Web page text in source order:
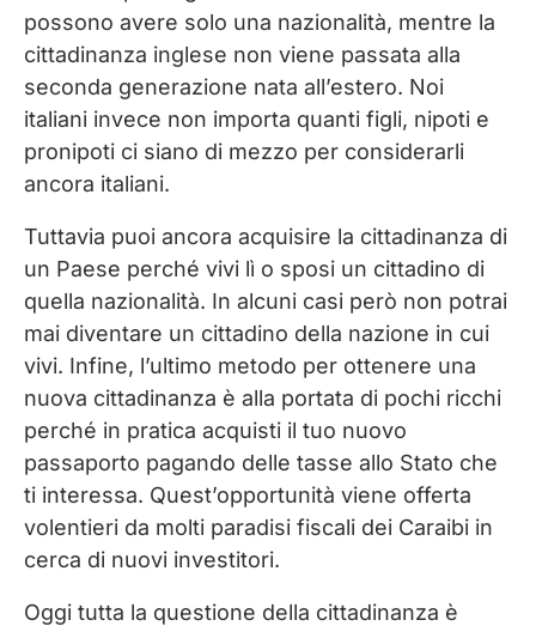
possono avere solo una nazionalità, mentre la
cittadinanza inglese non viene passata alla
seconda generazione nata all’estero. Noi
italiani invece non importa quanti figli, nipoti e
pronipoti ci siano di mezzo per considerarli
ancora italiani.
Tuttavia puoi ancora acquisire la cittadinanza di
un Paese perché vivi lì o sposi un cittadino di
quella nazionalità. In alcuni casi però non potrai
mai diventare un cittadino della nazione in cui
vivi. Infine, l’ultimo metodo per ottenere una
nuova cittadinanza è alla portata di pochi ricchi
perché in pratica acquisti il tuo nuovo
passaporto pagando delle tasse allo Stato che
ti interessa. Quest’opportunità viene offerta
volentieri da molti paradisi fiscali dei Caraibi in
cerca di nuovi investitori.
Oggi tutta la questione della cittadinanza è